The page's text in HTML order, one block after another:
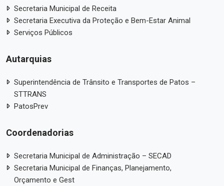
Secretaria Municipal de Receita
Secretaria Executiva da Proteção e Bem-Estar Animal
Serviços Públicos
Autarquias
Superintendência de Trânsito e Transportes de Patos –
STTRANS
PatosPrev
Coordenadorias
Secretaria Municipal de Administração – SECAD
Secretaria Municipal de Finanças, Planejamento,
Orçamento e Gest